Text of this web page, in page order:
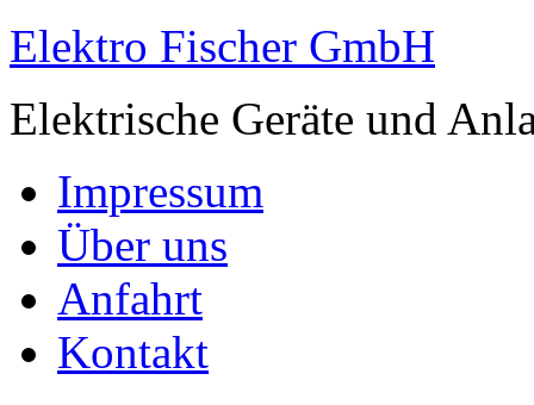
Elektro Fischer GmbH
Elektrische Geräte und
Impressum
Über uns
Anfahrt
Kontakt